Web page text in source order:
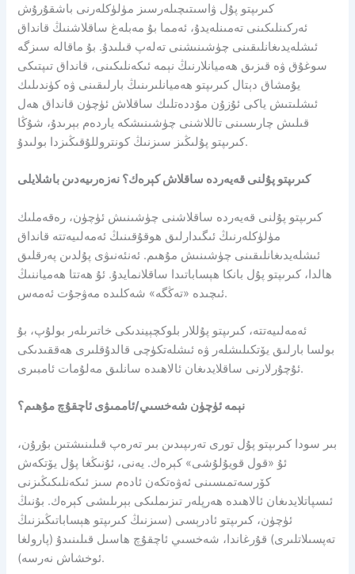
كىرىپتو پۇل ۋاسىتىچىلەرسىز مۈلۈكلەرنى باشقۇرۇش
ئەركىنلىكىنى تەمىنلەيدۇ، ئەمما بۇ مەبلەغ ساقلاشنىڭ قانداق
ئىشلەيدىغانلىقىنى چۈشىنىشنى تەلەپ قىلىدۇ. بۇ ماقالە سىزگە
سوغۇق ۋە قىزىق ھەميانلارنىڭ نېمە ئىكەنلىكىنى، قانداق تىپتىكى
يۇمشاق دېتال كىرىپتو ھەميانلىرىنىڭ بارلىقىنى ۋە كۈندىلىك
ئىشلىتىش ياكى ئۇزۇن مۇددەتلىك ساقلاش ئۈچۈن قانداق ھەل
قىلىش چارىسىنى تاللاشنى چۈشىنىشكە ياردەم بېرىدۇ، شۇڭا
كىرىپتو پۇلىڭىز سىزنىڭ كونتروللۇقىڭىزدا بولىدۇ.
كىرىپتو پۇلنى قەيەردە ساقلاش كېرەك؟ نەزەرىيەدىن باشلايلى
كىرىپتو پۇلنى قەيەردە ساقلاشنى چۈشىنىش ئۈچۈن، رەقەملىك
مۈلۈكلەرنىڭ ئىگىدارلىق ھوقۇقىنىڭ ئەمەلىيەتتە قانداق
ئىشلەيدىغانلىقىنى چۈشىنىش مۇھىم. ئەنئەنىۋى پۇلدىن پەرقلىق
ھالدا، كىرىپتو پۇل بانكا ھېساباتىدا ساقلانمايدۇ. ئۇ ھەتتا ھەمياننىڭ
ئىچىدە «تەڭگە» شەكلىدە مەۋجۇت ئەمەس.
ئەمەلىيەتتە، كىرىپتو پۇللار بلوكچېيندىكى خاتىرىلەر بولۇپ، بۇ
بولسا بارلىق يۆتكىلىشلەر ۋە ئىشلەتكۈچى قالدۇقلىرى ھەققىدىكى
ئۇچۇرلارنى ساقلايدىغان ئالاھىدە سانلىق مەلۇمات ئامبىرى.
نېمە ئۈچۈن شەخسىي/ئاممىۋى ئاچقۇچ مۇھىم؟
بىر سودا كىرىپتو پۇل تورى تەرىپىدىن بىر تەرەپ قىلىنىشتىن بۇرۇن،
ئۇ «قول قويۇلۇشى» كېرەك. يەنى، ئۇنىڭغا پۇل يۆتكەش
كۆرسەتمىسىنى ئەۋەتكەن ئادەم سىز ئىكەنلىكىڭىزنى
ئىسپاتلايدىغان ئالاھىدە ھەرپلەر تىزىملىكى بېرىلىشى كېرەك. بۇنىڭ
ئۈچۈن، كىرىپتو ئادرېسى (سىزنىڭ كىرىپتو ھېساباتىڭىزنىڭ
تەپسىلاتلىرى) قۇرغاندا، شەخسىي ئاچقۇچ ھاسىل قىلىنىدۇ (پارولغا
ئوخشاش نەرسە).